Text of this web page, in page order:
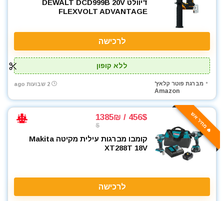
רתכת MIG CO2
רתכת אלקטרונית
שואבי אבק
תיקי כלי עבודה
All categories
דיוולט DEWALT DCD999B 20V
FLEXVOLT ADVANTAGE
לרכישה
ללא קופון
מברגת פוטר קלאץ'
Amazon
2 שבועות ago
🔥 מחיר אש 456$ / 1385₪
$
קומבו מברגות עילית מקיטה Makita
XT288T 18V
לרכישה